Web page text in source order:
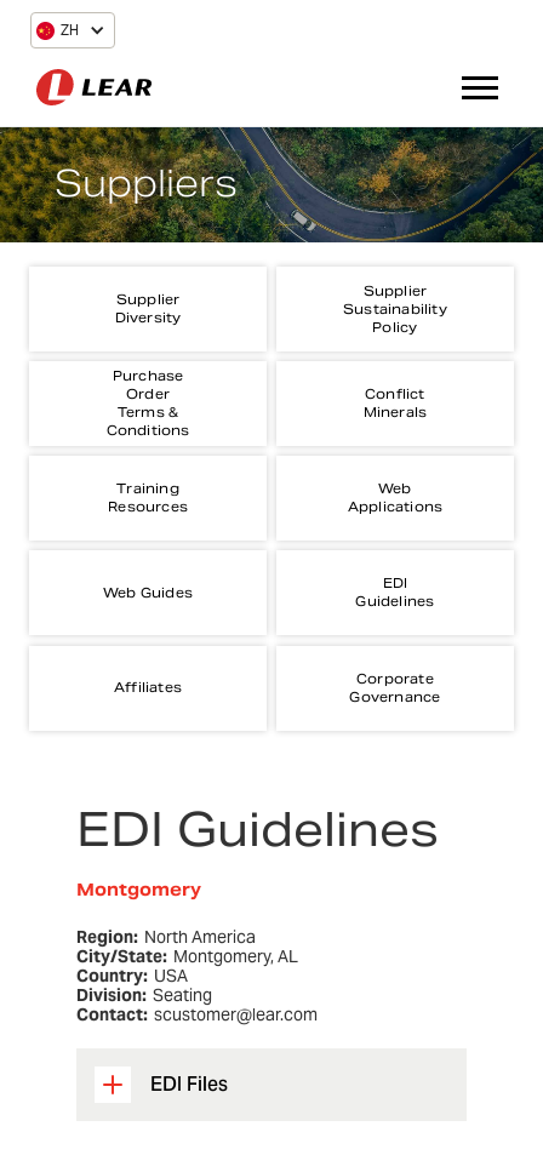
ZH
Suppliers
Supplier
Diversity
Supplier
Sustainability
Policy
Purchase
Order
Terms &
Conditions
Conflict
Minerals
Training
Resources
Web
Applications
Web Guides
EDI
Guidelines
Affiliates
Corporate
Governance
EDI Guidelines
Montgomery
Region: North America
City/State: Montgomery, AL
Country: USA
Division: Seating
Contact: scustomer@lear.com
EDI Files